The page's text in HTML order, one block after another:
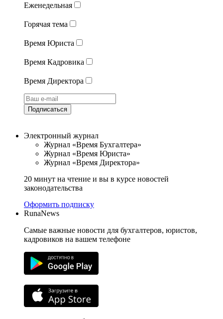
Еженедельная
Горячая тема
Время Юриста
Время Кадровика
Время Директора
Подписаться
Электронный журнал
Журнал «Время Бухгалтера»
Журнал «Время Юриста»
Журнал «Время Директора»
20 минут на чтение и вы в курсе новостей
законодательства
Оформить подписку
RunaNews
Самые важные новости для бухгалтеров, юристов,
кадровиков на вашем телефоне